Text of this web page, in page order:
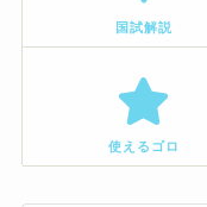
国試解説
使えるゴロ